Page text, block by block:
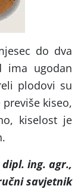
do dva
ima ugodan
plodovi su
kiseo,
kiselost je
ing. agr.,
savjetnik